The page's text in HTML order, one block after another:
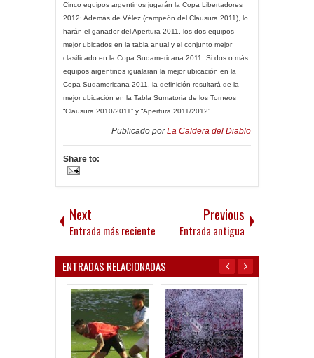
Cinco equipos argentinos jugarán la Copa Libertadores
2012: Además de Vélez (campeón del Clausura 2011), lo
harán el ganador del Apertura 2011, los dos equipos
mejor ubicados en la tabla anual y el conjunto mejor
clasificado en la Copa Sudamericana 2011. Si dos o más
equipos argentinos igualaran la mejor ubicación en la
Copa Sudamericana 2011, la definición resultará de la
mejor ubicación en la Tabla Sumatoria de los Torneos
“Clausura 2010/2011” y “Apertura 2011/2012”.
Publicado porLa Caldera del Diablo
Share to:
Next
Entrada más reciente
Previous
Entrada antigua
ENTRADAS RELACIONADAS